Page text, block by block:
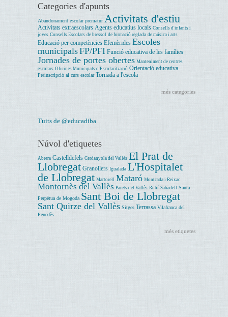
Categories d'apunts
Abandonament escolar prematur Activitats d'estiu
Activitats extraescolars Agents educatius locals Consells d'infants i
joves Consells Escolars de bressol de formació reglada de música i arts
Educació per competències Efemèrides Escoles
municipalsFP/PFI Funció educativa de les famílies
Jornades de portes obertes Manteniment de centres
escolars Oficines Municipals d'Escolarització Orientació educativa
Preinscripció al curs escolar Tornada a l'escola
més categories
Tuits de @educadiba
Núvol d'etiquetes
Abrera Castelldefels Cerdanyola del Vallès El Prat de
Llobregat Granollers Igualada L'Hospitalet
de Llobregat Martorell Mataró Montcada i Reixac
Montornès del Vallès Parets del Vallès Rubí Sabadell Santa
Perpètua de Mogoda Sant Boi de Llobregat
Sant Quirze del Vallès Sitges Terrassa Vilafranca del
Penedès
més etiquetes